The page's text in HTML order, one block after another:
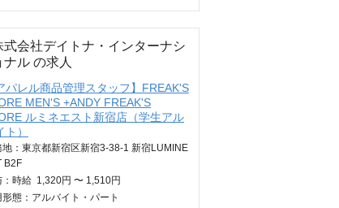
式会社デイトナ・インターナシ
ナル の求人
パレル商品管理スタッフ】FREAK'S
MEN'S +ANDY FREAK'S
ルミネエスト新宿店（学生アル
ト）
地：東京都新宿区新宿3-38-1 新宿LUMINE
B2F
時給 1,320円 〜 1,510円
形態：アルバイト・パート